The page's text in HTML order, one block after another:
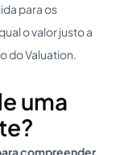
para os
o valor justo a
do Valuation.
uma
compreender